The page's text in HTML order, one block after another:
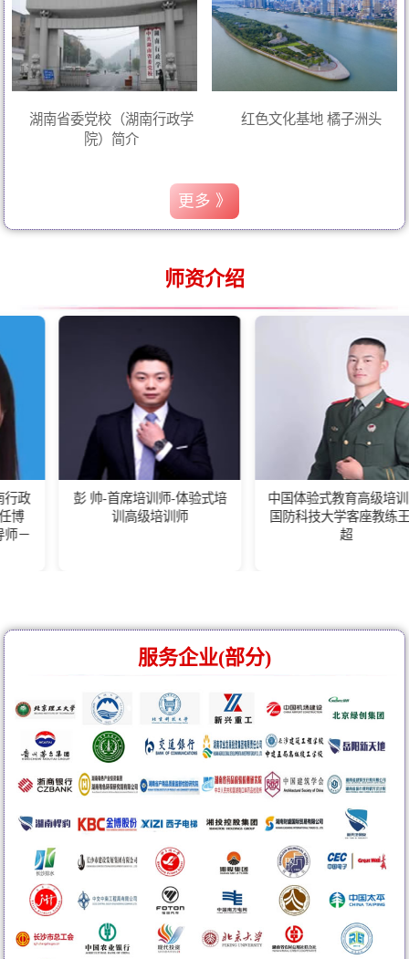
湖南省委党校（湖南行政学
院）简介
红色文化基地 橘子洲头
更多 》
师资介绍
彭 帅-首席培训师-体验式培
训高级培训师
中国体验式教育高级培训师-
国防科技大学客座教练王佰
服务企业(部分)